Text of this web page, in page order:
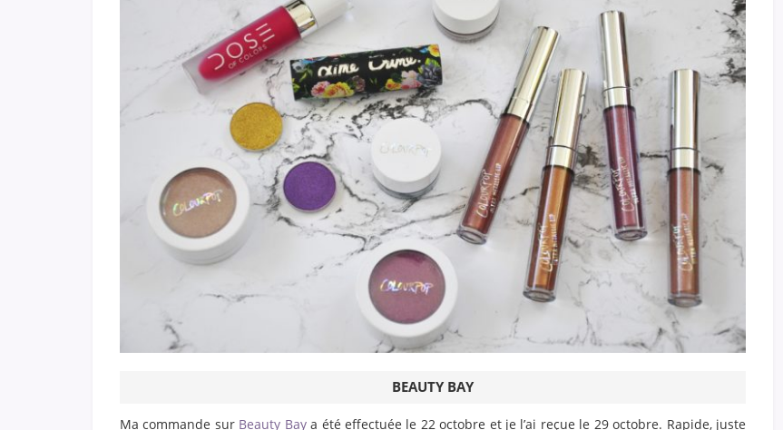
BEAUTY BAY
Ma commande sur Beauty Baya été effectuée le 22 octobre et je l’ai reçue le 29 octobre. Rapide, juste